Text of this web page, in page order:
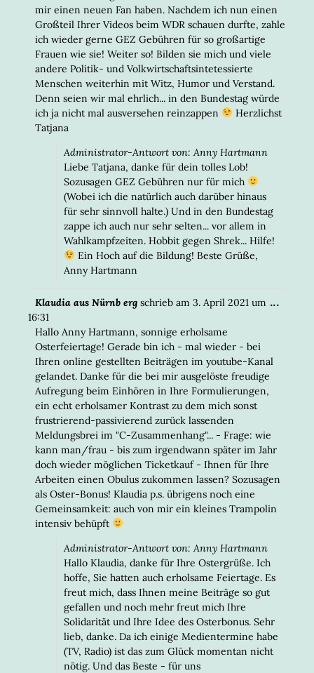
mir einen neuen Fan haben. Nachdem ich nun einen
Großteil Ihrer Videos beim WDR schauen durfte, zahle
ich wieder gerne GEZ Gebühren für so großartige
Frauen wie sie! Weiter so! Bilden sie mich und viele
andere Politik- und Volkwirtschaftsintetessierte
Menschen weiterhin mit Witz, Humor und Verstand.
Denn seien wir mal ehrlich... in den Bundestag würde
ich ja nicht mal ausversehen reinzappen
Herzlichst
Tatjana
Administrator-Antwort von: Anny Hartmann
Liebe Tatjana, danke für dein tolles Lob!
Sozusagen GEZ Gebühren nur für mich
(Wobei ich die natürlich auch darüber hinaus
für sehr sinnvoll halte.) Und in den Bundestag
zappe ich auch nur sehr selten... vor allem in
Wahlkampfzeiten. Hobbit gegen Shrek... Hilfe!
Ein Hoch auf die Bildung! Beste Grüße,
Anny Hartmann
Klaudia aus Nürnb erg schrieb am 3. April 2021 um
16:31
Hallo Anny Hartmann, sonnige erholsame
Osterfeiertage! Gerade bin ich - mal wieder - bei
Ihren online gestellten Beiträgen im youtube-Kanal
gelandet. Danke für die bei mir ausgelöste freudige
Aufregung beim Einhören in Ihre Formulierungen,
ein echt erholsamer Kontrast zu dem mich sonst
frustrierend-passivierend zurück lassenden
Meldungsbrei im "C-Zusammenhang"... - Frage: wie
kann man/frau - bis zum irgendwann später im Jahr
doch wieder möglichen Ticketkauf - Ihnen für Ihre
Arbeiten einen Obulus zukommen lassen? Sozusagen
als Oster-Bonus! Klaudia p.s. übrigens noch eine
Gemeinsamkeit: auch von mir ein kleines Trampolin
intensiv behüpft
Administrator-Antwort von: Anny Hartmann
Hallo Klaudia, danke für Ihre Ostergrüße. Ich
hoffe, Sie hatten auch erholsame Feiertage. Es
freut mich, dass Ihnen meine Beiträge so gut
gefallen und noch mehr freut mich Ihre
Solidarität und Ihre Idee des Osterbonus. Sehr
lieb, danke. Da ich einige Medientermine habe
(TV, Radio) ist das zum Glück momentan nicht
nötig. Und das Beste - für uns
...DIESE